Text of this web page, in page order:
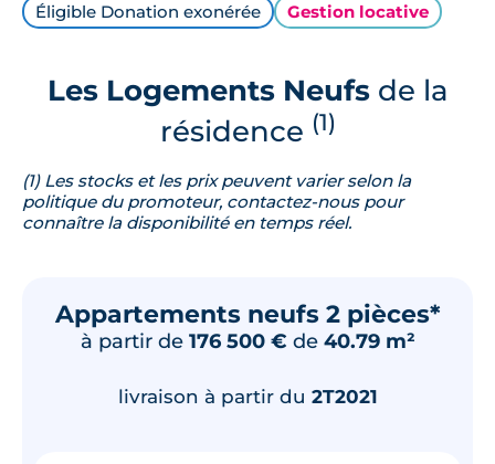
Éligible Donation exonérée
Gestion locative
Les Logements Neufsde la
résidence (1)
(1) Les stocks et les prix peuvent varier selon la
politique du promoteur, contactez-nous pour
connaître la disponibilité en temps réel.
Appartements neufs 2 pièces*
à partir de 176 500 € de 40.79 m²
livraison à partir du 2T2021